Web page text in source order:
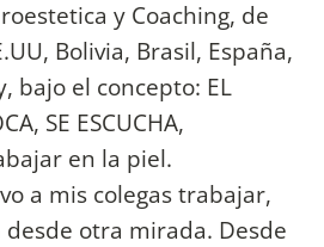
y Coaching, de
Bolivia, Brasil, España,
bajo el concepto: EL
SE ESCUCHA,
en la piel.
a mis colegas trabajar,
otra mirada. Desde